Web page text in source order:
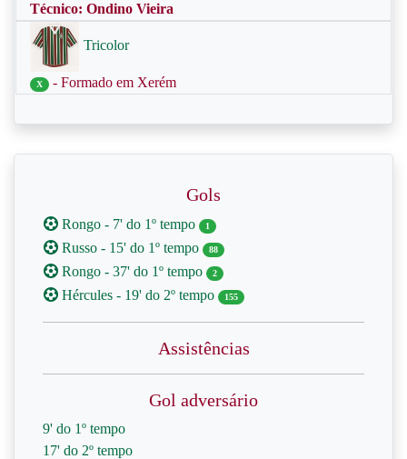
Técnico: Ondino Vieira
Tricolor
X - Formado em Xerém
Gols
Rongo - 7' do 1º tempo 1
Russo - 15' do 1º tempo 88
Rongo - 37' do 1º tempo 2
Hércules - 19' do 2º tempo 155
Assistências
Gol adversário
9' do 1º tempo
17' do 2º tempo